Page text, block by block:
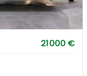
21 000 €